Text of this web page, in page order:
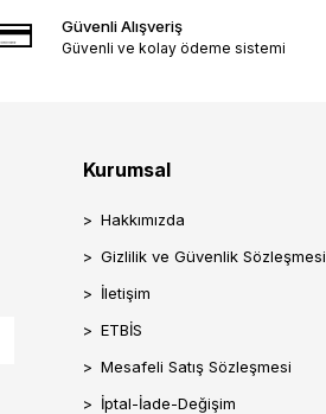
Güvenli Alışveriş
Güvenli ve kolay ödeme sistemi
Kurumsal
Hakkımızda
Gizlilik ve Güvenlik Sözleşmesi
İletişim
ETBİS
Mesafeli Satış Sözleşmesi
İptal-İade-Değişim